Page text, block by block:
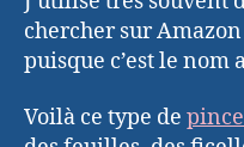
chercher sur
puisque c’est le nom
Voilà ce type de